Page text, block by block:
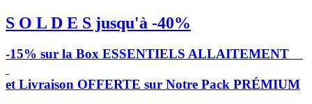
S O L D E S jusqu'à -40%
-15% sur la Box ESSENTIELS ALLAITEMENT
et Livraison OFFERTE sur Notre Pack PRÉMIUM